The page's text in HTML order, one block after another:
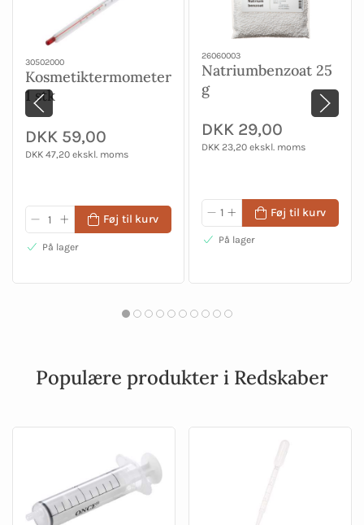
30502000
Kosmetiktermometer
1 stk
DKK 59,00
DKK 47,20 ekskl. moms
Føj til kurv
På lager
26060003
Natriumbenzoat 25
g
DKK 29,00
DKK 23,20 ekskl. moms
Føj til kurv
På lager
Populære produkter i Redskaber